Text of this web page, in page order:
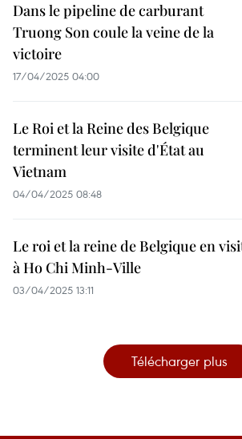
Dans le pipeline de carburant
Truong Son coule la veine de la
victoire
17/04/2025 04:00
Le Roi et la Reine des Belgique
terminent leur visite d'État au
Vietnam
04/04/2025 08:48
Le roi et la reine de Belgique en
à Ho Chi Minh-Ville
03/04/2025 13:11
Télécharger plus